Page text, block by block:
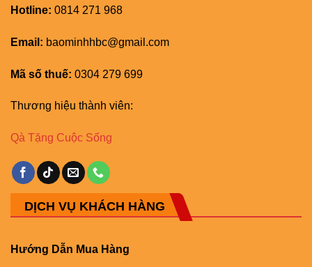
Hotline: 0814 271 968
Email: baominhhbc@gmail.com
Mã số thuế: 0304 279 699
Thương hiệu thành viên:
Qà Tặng Cuộc Sống
DỊCH VỤ KHÁCH HÀNG
Hướng Dẫn Mua Hàng